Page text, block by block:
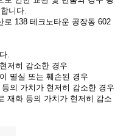
니다.
로 138 테크노타운 공장동 602
.
저히 감소한 경우
멸실 또는 훼손된 경우
의 가치가 현저히 감소한 경우
재화 등의 가치가 현저히 감소